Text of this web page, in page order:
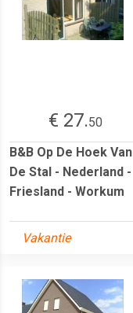
€ 27.50
B&B Op De Hoek Van
De Stal - Nederland -
Friesland - Workum
Vakantie